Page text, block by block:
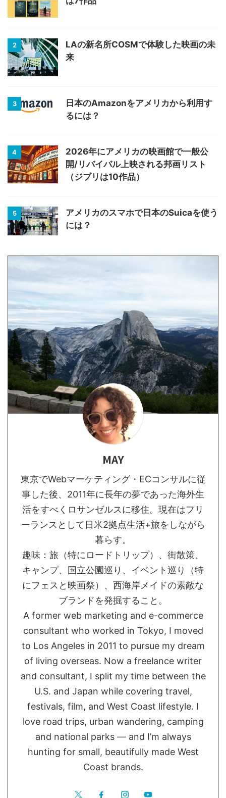
2
LAの新名所COSMで体験した映画の未
来
3
日本のAmazonをアメリカから利用す
るには？
4
2026年にアメリカの映画館で一般公
開/リバイバル上映される邦画リスト
（ジブリは10作品）
5
アメリカのスマホで日本のSuicaを使う
には？
MAY
東京でWebマーケティング・ECコンサルに従
事した後、2011年に長年の夢であった海外生
活をすべくロサンゼルスに移住。現在はフリ
ーランスとして日米2拠点生活+旅をしながら
暮らす。
趣味：旅（特にロードトリップ）、街散策、
キャンプ、国立公園巡り、イベント巡り（特
にフェスと映画祭）、西海岸メイドの素敵な
ブランドを発掘すること。
A former web marketing and e-commerce
consultant who worked in Tokyo, I moved
to Los Angeles in 2011 to pursue my dream
of living overseas. Now a freelance writer
and consultant, I split my time between the
U.S. and Japan while covering travel,
festivals, film, and West Coast lifestyle. I
love road trips, urban wandering, camping
and national parks — and I’m always
hunting for small, beautifully made West
Coast brands.